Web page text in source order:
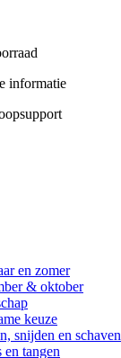
informatie
en zomer
& oktober
keuze
snijden en schaven
en tangen